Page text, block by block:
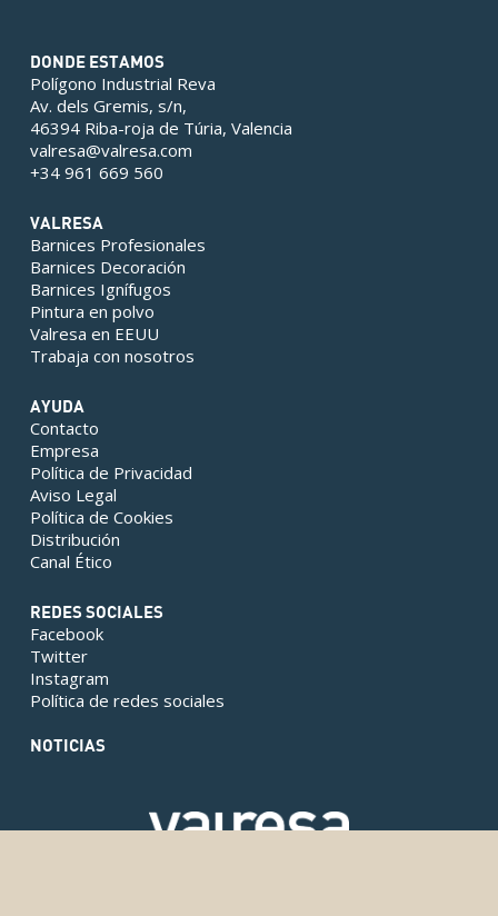
DONDE ESTAMOS
Polígono Industrial Reva
Av. dels Gremis, s/n,
46394 Riba-roja de Túria, Valencia
valresa@valresa.com
+34 961 669 560
VALRESA
Barnices Profesionales
Barnices Decoración
Barnices Ignífugos
Pintura en polvo
Valresa en EEUU
Trabaja con nosotros
AYUDA
Contacto
Empresa
Política de Privacidad
Aviso Legal
Política de Cookies
Distribución
Canal Ético
REDES SOCIALES
Facebook
Twitter
Instagram
Política de redes sociales
NOTICIAS